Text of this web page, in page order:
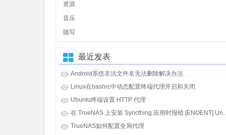
资源
音乐
随写
最近发表
Android系统非法文件名无法删除解决办法
Linux在bashrc中动态配置终端代理开启和关闭
Ubuntu终端设置 HTTP 代理
在 TrueNAS 上安装
TrueNAS如何配置全局代理